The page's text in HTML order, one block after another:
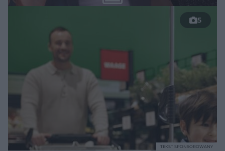
5
TEKST SPONSOROWANY